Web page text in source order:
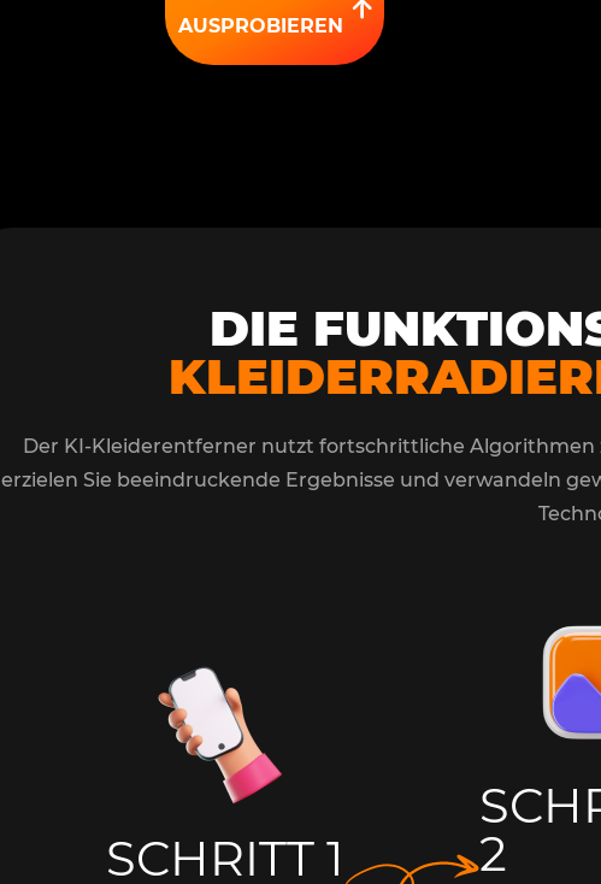
AUSPROBIEREN
DIE
Der KI-Kleiderentferner nutzt fortschrittliche Algorithmen
erzielen Sie beeindruckende Ergebnisse und verwandeln
SCHRITT 1
2